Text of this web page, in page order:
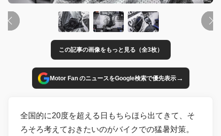
この記事の画像をもっと見る（全3枚）
Motor Fan のニュースをGoogle検索で優先表示→
全国的に20度を超える日もちらほら出てきて、そ
ろそろ考えておきたいのがバイクでの猛暑対策。